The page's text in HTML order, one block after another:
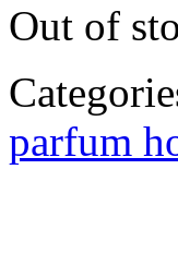
Out of
parfum